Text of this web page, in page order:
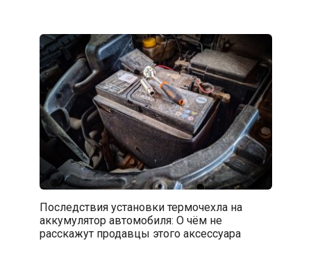
Последствия установки термочехла на
аккумулятор автомобиля: О чём не
расскажут продавцы этого аксессуара